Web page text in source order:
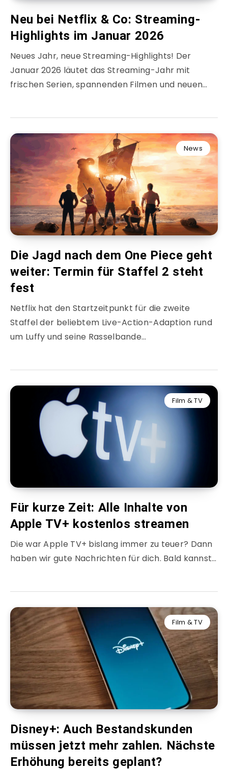
Neu bei Netflix & Co: Streaming-
Highlights im Januar 2026
Neues Jahr, neue Streaming-Highlights! Der
Januar 2026 läutet das Streaming-Jahr mit
frischen Serien, spannenden Filmen und neuen…
News
Die Jagd nach dem One Piece geht
weiter: Termin für Staffel 2 steht
fest
Netflix hat den Startzeitpunkt für die zweite
Staffel der beliebtem Live-Action-Adaption rund
um Luffy und seine Rasselbande…
Film & TV
Für kurze Zeit: Alle Inhalte von
Apple TV+ kostenlos streamen
Die war Apple TV+ bislang immer zu teuer? Dann
haben wir gute Nachrichten für dich. Bald kannst…
Film & TV
Disney+: Auch Bestandskunden
müssen jetzt mehr zahlen. Nächste
Erhöhung bereits geplant?